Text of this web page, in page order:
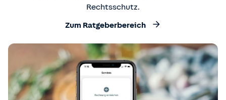
Rechtsschutz.
Zum Ratgeberbereich